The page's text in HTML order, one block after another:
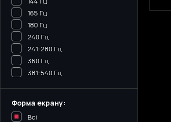
165 Гц
180 Гц
240 Гц
241-280 Гц
360 Гц
381-540 Гц
Форма екрану:
Всі